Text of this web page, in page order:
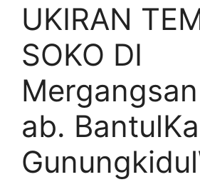
UKIRAN
SOKO DI
ab.